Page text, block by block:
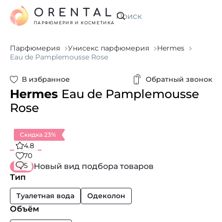
Искать
ORENTAL
ПАРФЮМЕРИЯ И КОСМЕТИКА
Парфюмерия Унисекс парфюмерия
Hermes
Eau de Pamplemousse Rose
В избранное Обратный звонок
Hermes Eau de Pamplemousse
Rose
Скидка 23%
4.8
70
5
Новый вид подбора товаров
Тип
Туалетная вода Одеколон
Объём